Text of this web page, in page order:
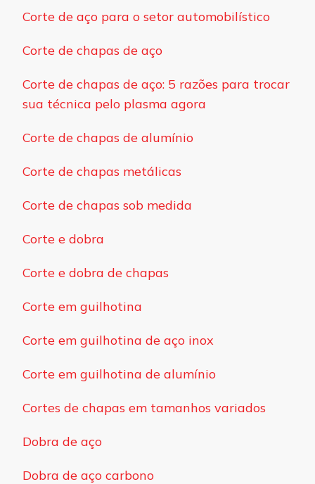
Corte de aço para o setor automobilístico
Corte de chapas de aço
Corte de chapas de aço: 5 razões para trocar
sua técnica pelo plasma agora
Corte de chapas de alumínio
Corte de chapas metálicas
Corte de chapas sob medida
Corte e dobra
Corte e dobra de chapas
Corte em guilhotina
Corte em guilhotina de aço inox
Corte em guilhotina de alumínio
Cortes de chapas em tamanhos variados
Dobra de aço
Dobra de aço carbono